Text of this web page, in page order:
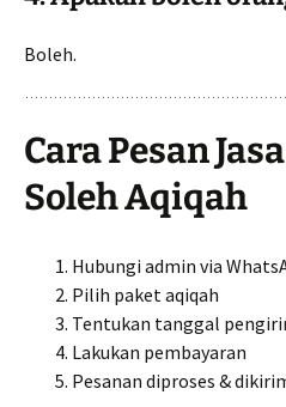
Boleh.
Cara Pesan
Soleh Aqiqah
Hubungi admin via
Pilih paket aqiqah
Tentukan tanggal
Lakukan pembayaran
Pesanan diproses &